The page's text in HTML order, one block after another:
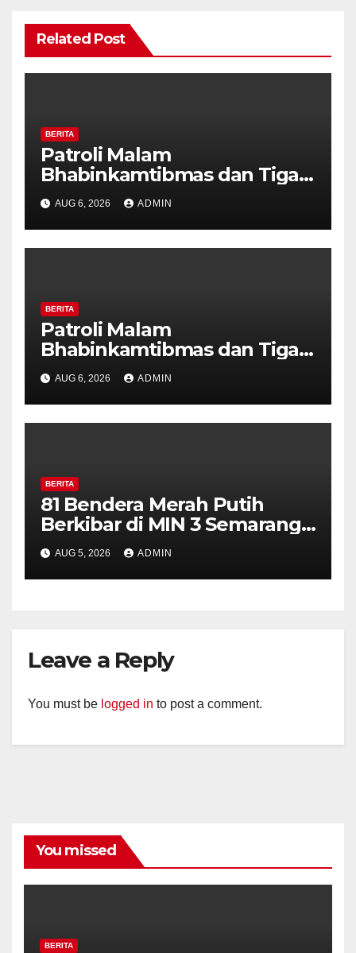
Related Post
BERITA
Patroli Malam
Bhabinkamtibmas dan Tiga
Pilar Kelurahan Ungaran
Perkuat Kamtibmas, Warga
Diajak Aktifkan Ronda
AUG 6, 2026 ADMIN
BERITA
Patroli Malam
Bhabinkamtibmas dan Tiga
Pilar Kelurahan Ungaran
Perkuat Kamtibmas, Warga
Diajak Aktifkan Ronda
AUG 6, 2026 ADMIN
BERITA
81 Bendera Merah Putih
Berkibar di MIN 3 Semarang,
Bhabinkamtibmas Desa
Timpik Hadiri Peringatan
HUT ke-81 Kemerdekaan RI
AUG 5, 2026 ADMIN
Leave a Reply
You must be logged in to post a comment.
You missed
BERITA